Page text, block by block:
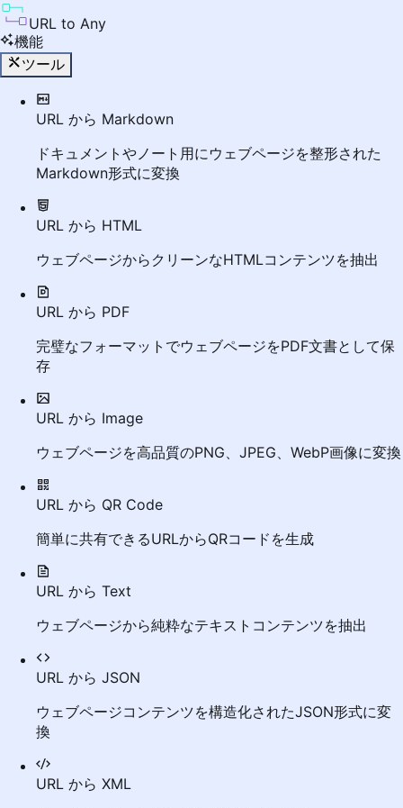
URL to Any
機能
ツール
URL から Markdown
ドキュメントやノート用にウェブページを整形された
Markdown形式に変換
URL から HTML
ウェブページからクリーンなHTMLコンテンツを抽出
URL から PDF
完璧なフォーマットでウェブページをPDF文書として保
存
URL から Image
ウェブページを高品質のPNG、JPEG、WebP画像に変換
URL から QR Code
簡単に共有できるURLからQRコードを生成
URL から Text
ウェブページから純粋なテキストコンテンツを抽出
URL から JSON
ウェブページコンテンツを構造化されたJSON形式に変
換
URL から XML